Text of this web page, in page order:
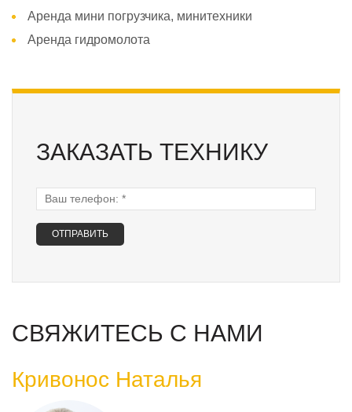
Аренда мини погрузчика, минитехники
Аренда гидромолота
ЗАКАЗАТЬ ТЕХНИКУ
Ваш телефон:
СВЯЖИТЕСЬ С НАМИ
Кривонос Наталья